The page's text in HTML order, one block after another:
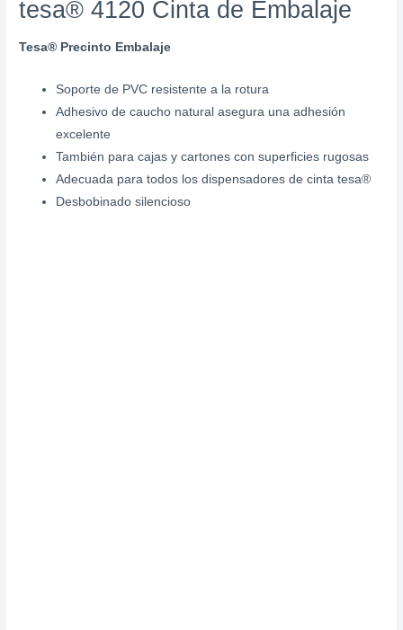
tesa® 4120 Cinta de Embalaje
Tesa® Precinto Embalaje
Soporte de PVC resistente a la rotura
Adhesivo de caucho natural asegura una adhesión
excelente
También para cajas y cartones con superficies rugosas
Adecuada para todos los dispensadores de cinta tesa®
Desbobinado silencioso